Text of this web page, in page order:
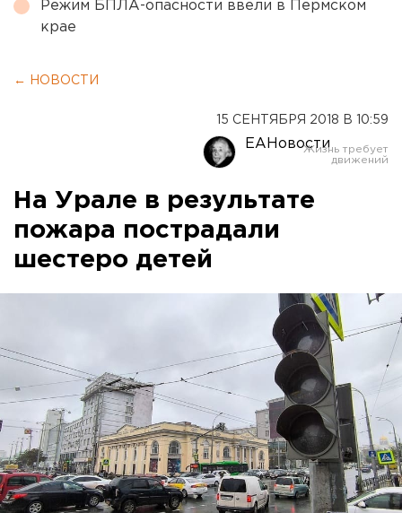
Режим БПЛА-опасности ввели в Пермском
крае
← НОВОСТИ
15 СЕНТЯБРЯ 2018 В 10:59
ЕАНовости
На Урале в результате
пожара пострадали
шестеро детей